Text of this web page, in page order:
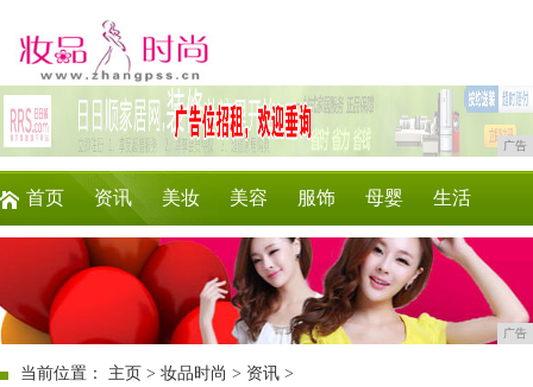
广告
首页 资讯 美妆 美容 服饰 母婴 生活
企业 游戏 商讯 消费 微商
广告
当前位置： 主页 >妆品时尚 > 资讯 >